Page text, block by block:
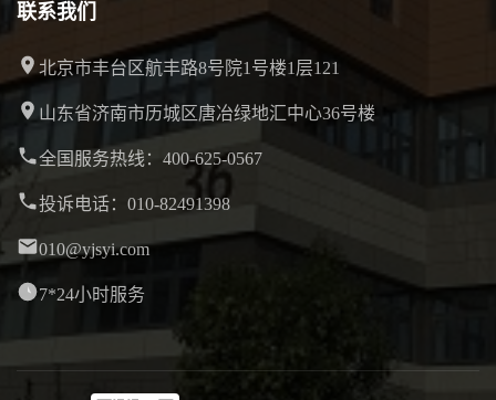
联系我们
北京市丰台区航丰路8号院1号楼1层121
山东省济南市历城区唐冶绿地汇中心36号楼
全国服务热线：400-625-0567
投诉电话：010-82491398
010@yjsyi.com
7*24小时服务